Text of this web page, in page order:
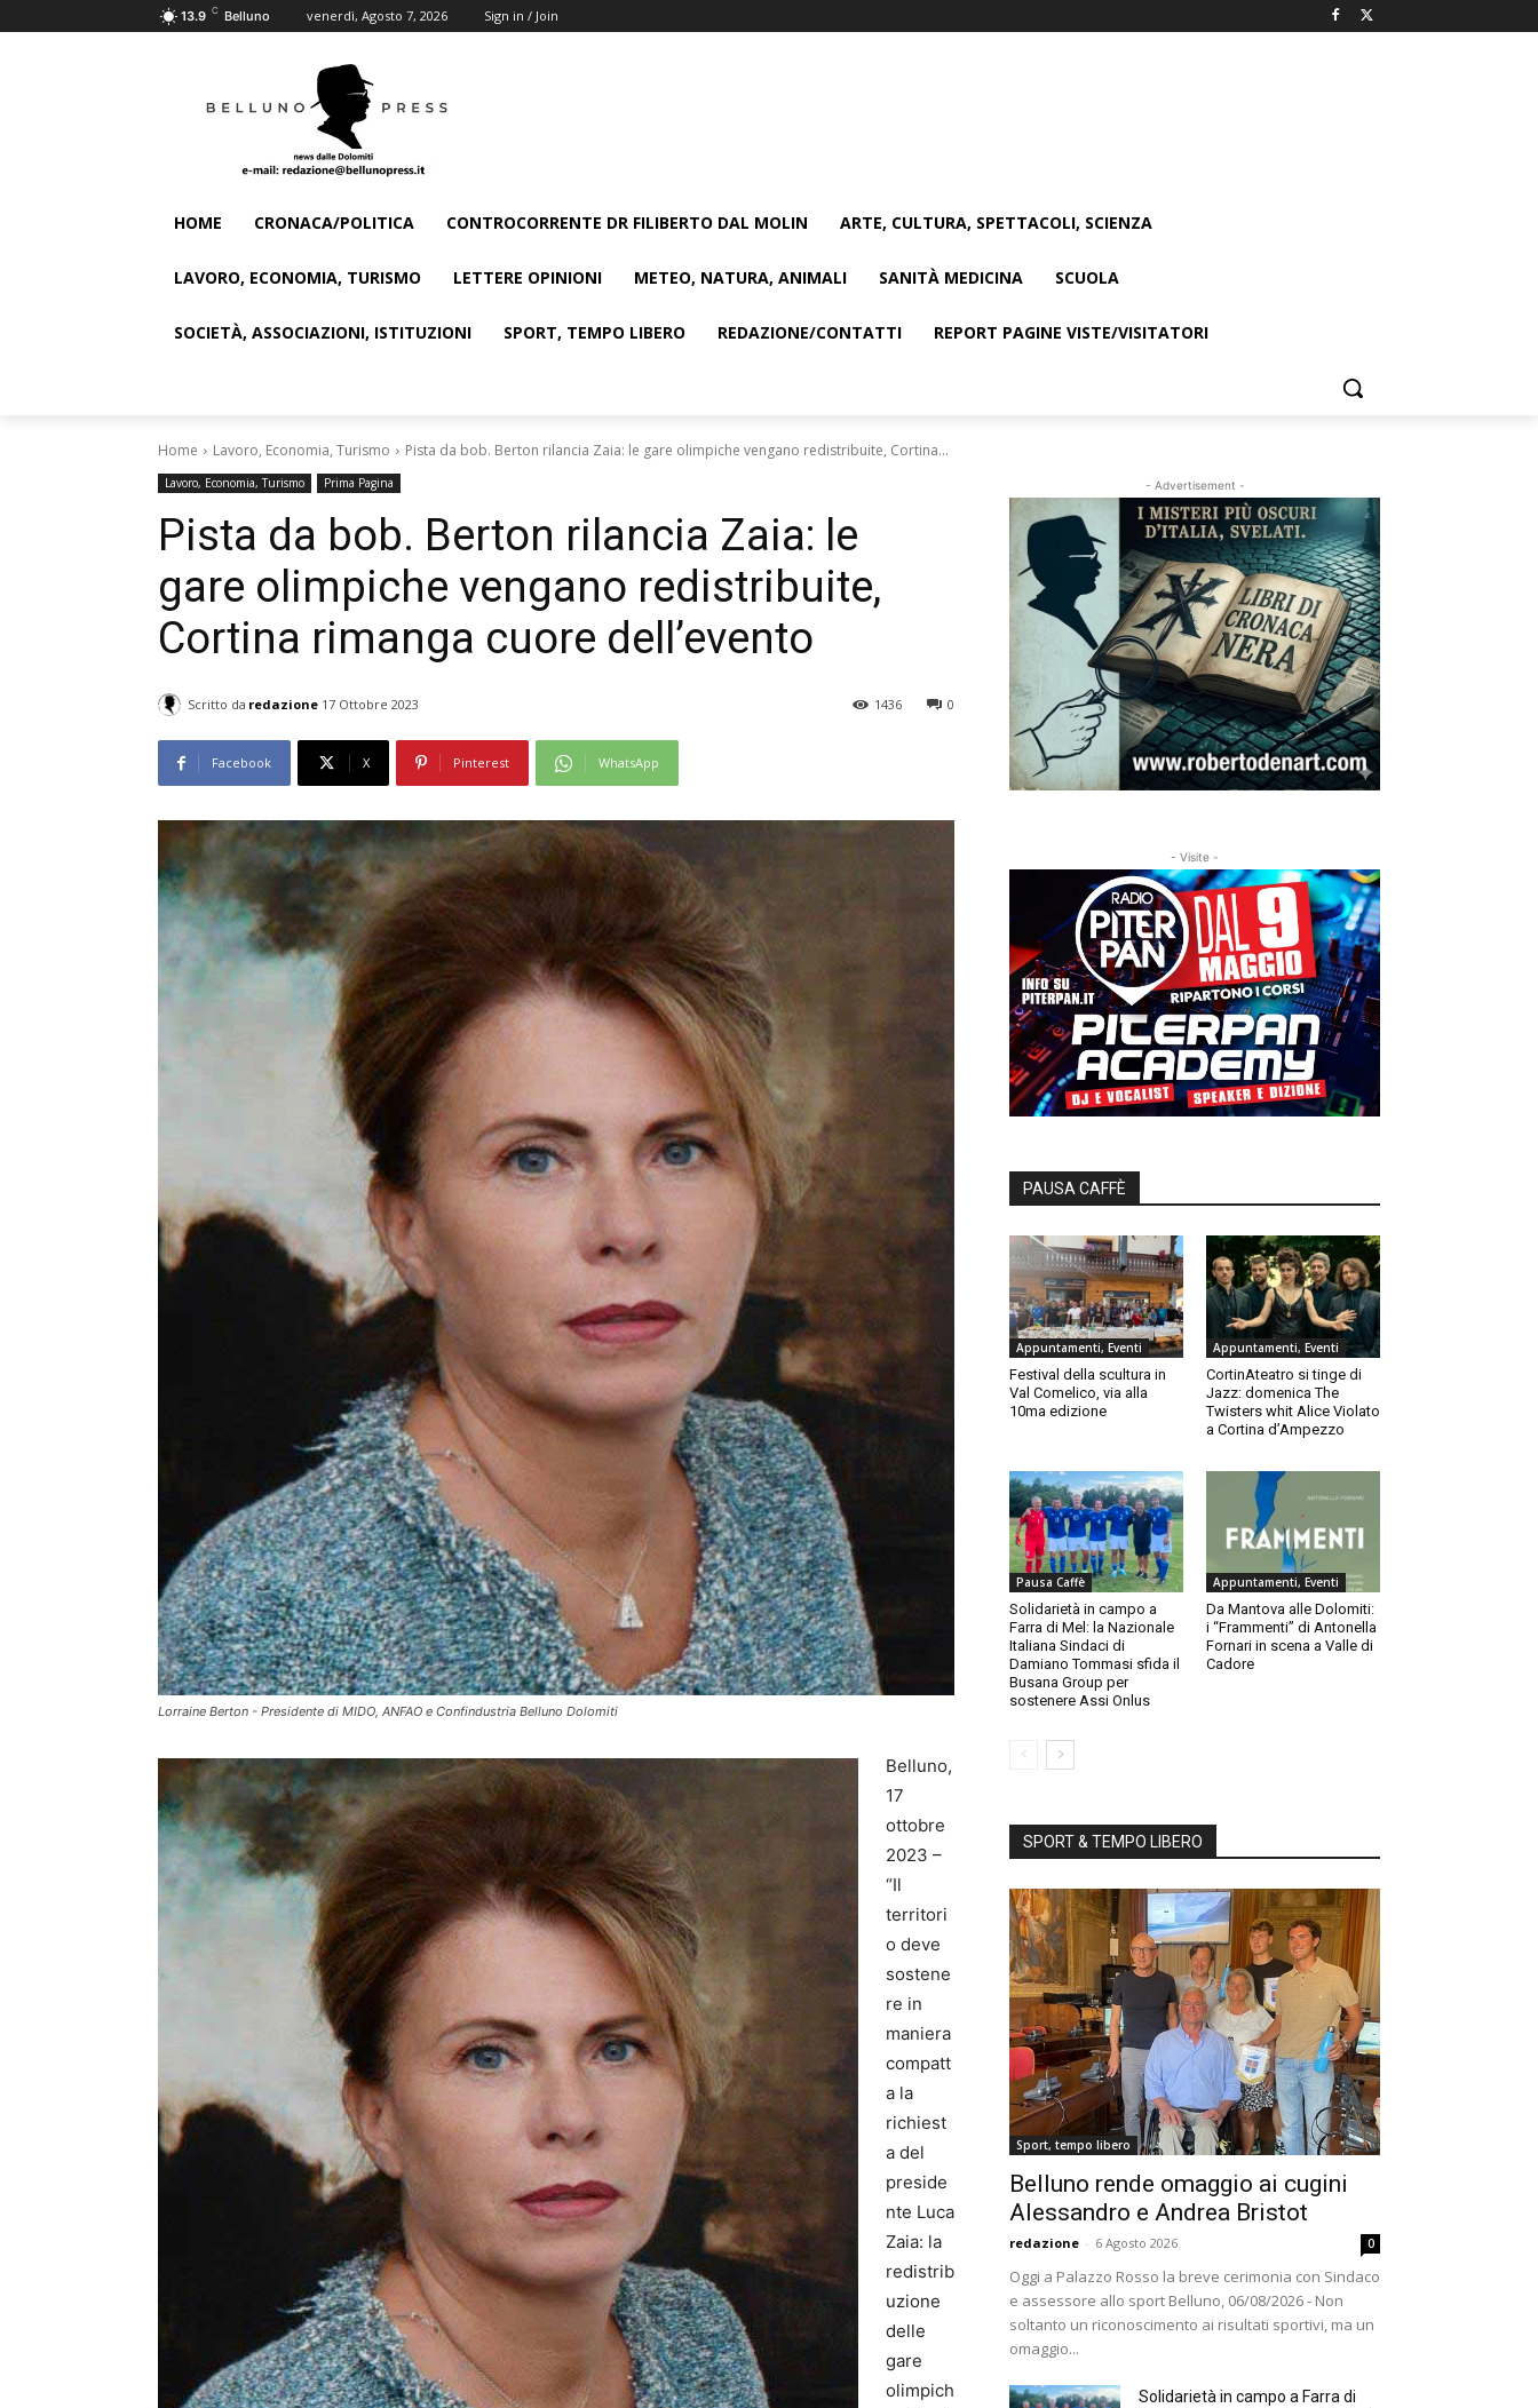
13.9 C Belluno venerdì, Agosto 7, 2026 Sign in / Join
HOME CRONACA/POLITICA CONTROCORRENTE DR FILIBERTO DAL MOLIN ARTE, CULTURA, SPETTACOLI, SCIENZA
LAVORO, ECONOMIA, TURISMO LETTERE OPINIONI METEO, NATURA, ANIMALI SANITÀ MEDICINA SCUOLA
SOCIETÀ, ASSOCIAZIONI, ISTITUZIONI SPORT, TEMPO LIBERO REDAZIONE/CONTATTI REPORT PAGINE VISTE/VISITATORI
Home Lavoro, Economia, Turismo Pista da bob. Berton rilancia Zaia: le gare olimpiche vengano redistribuite, Cortina...
Lavoro, Economia, Turismo Prima Pagina
Pista da bob. Berton rilancia Zaia: le
gare olimpiche vengano redistribuite,
Cortina rimanga cuore dell’evento
Scritto da redazione 17 Ottobre 2023 0
1436
Facebook X Pinterest WhatsApp
Lorraine Berton - Presidente di MIDO, ANFAO e Confindustria Belluno Dolomiti
Belluno,
17
ottobre
2023 –
“Il
territori
o deve
sostene
re in
maniera
compatt
a la
richiest
a del
preside
nte Luca
Zaia: la
redistrib
uzione
delle
gare
olimpich
- Advertisement -
- Visite -
PAUSA CAFFÈ
Appuntamenti, Eventi
Festival della scultura in
Val Comelico, via alla
10ma edizione
Appuntamenti, Eventi
CortinAteatro si tinge di
Jazz: domenica The
Twisters whit Alice Violato
a Cortina d’Ampezzo
Pausa Caffè
Solidarietà in campo a
Farra di Mel: la Nazionale
Italiana Sindaci di
Damiano Tommasi sfida il
Busana Group per
sostenere Assi Onlus
Appuntamenti, Eventi
Da Mantova alle Dolomiti:
i “Frammenti” di Antonella
Fornari in scena a Valle di
Cadore
SPORT & TEMPO LIBERO
Sport, tempo libero
Belluno rende omaggio ai cugini
Alessandro e Andrea Bristot
redazione - 6 Agosto 2026 0
Oggi a Palazzo Rosso la breve cerimonia con Sindaco
e assessore allo sport Belluno, 06/08/2026 - Non
soltanto un riconoscimento ai risultati sportivi, ma un
omaggio...
Solidarietà in campo a Farra di